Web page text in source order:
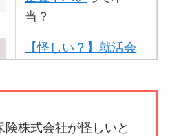
当？
【怪しい？】就活会
アトムクリニックは
株式会社が怪しいと